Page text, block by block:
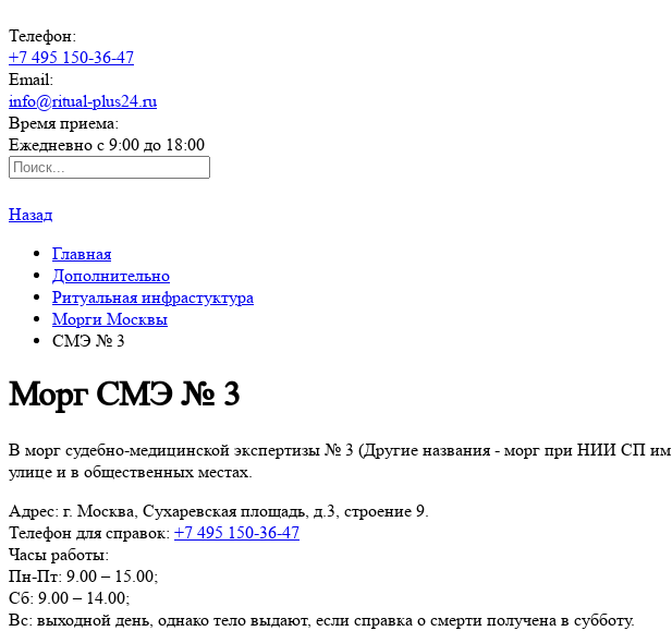
Телефон:
+7 495 150-36-47
Email:
info@ritual-plus24.ru
Время приема:
Ежедневно с 9:00 до 18:00
Назад
Главная
Дополнительно
Ритуальная инфрастуктура
Морги Москвы
СМЭ № 3
Морг СМЭ № 3
В морг судебно-медицинской экспертизы № 3 (Другие названия - морг при НИИ СП
улице и в общественных местах.
Адрес: г. Москва, Сухаревская площадь, д.3, строение 9.
Телефон для справок: +7 495 150-36-47
Часы работы:
Пн-Пт: 9.00 – 15.00;
Сб: 9.00 – 14.00;
Вс: выходной день, однако тело выдают, если справка о смерти получена в субботу.